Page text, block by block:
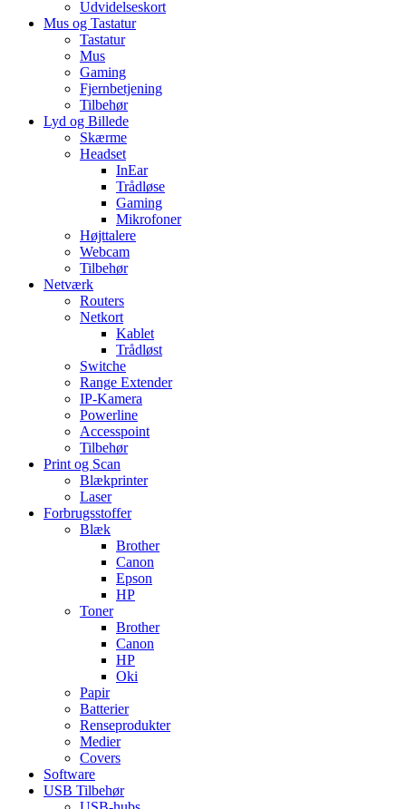
Udvidelseskort
Mus og Tastatur
Tastatur
Mus
Gaming
Fjernbetjening
Tilbehør
Lyd og Billede
Skærme
Headset
InEar
Trådløse
Gaming
Mikrofoner
Højttalere
Webcam
Tilbehør
Netværk
Routers
Netkort
Kablet
Trådløst
Switche
Range Extender
IP-Kamera
Powerline
Accesspoint
Tilbehør
Print og Scan
Blækprinter
Laser
Forbrugsstoffer
Blæk
Brother
Canon
Epson
HP
Toner
Brother
Canon
HP
Oki
Papir
Batterier
Renseprodukter
Medier
Covers
Software
USB Tilbehør